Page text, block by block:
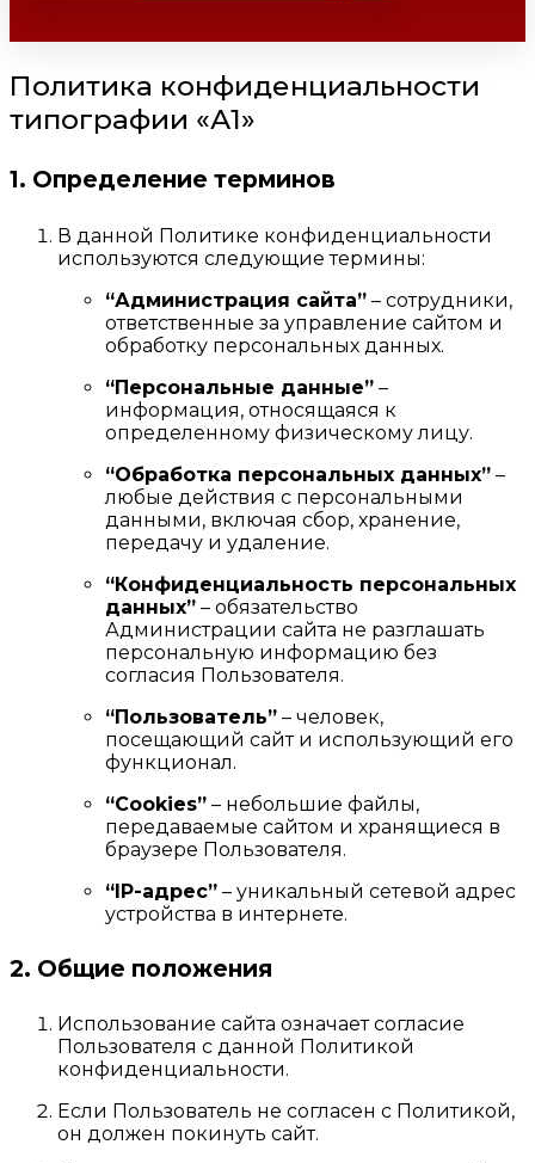
Политика конфиденциальности
типографии «А1»
1. Определение терминов
В данной Политике конфиденциальности
используются следующие термины:
“Администрация сайта” – сотрудники,
ответственные за управление сайтом и
обработку персональных данных.
“Персональные данные” –
информация, относящаяся к
определенному физическому лицу.
“Обработка персональных данных” –
любые действия с персональными
данными, включая сбор, хранение,
передачу и удаление.
“Конфиденциальность персональных
данных” – обязательство
Администрации сайта не разглашать
персональную информацию без
согласия Пользователя.
“Пользователь” – человек,
посещающий сайт и использующий его
функционал.
“Cookies” – небольшие файлы,
передаваемые сайтом и хранящиеся в
браузере Пользователя.
“IP-адрес” – уникальный сетевой адрес
устройства в интернете.
2. Общие положения
Использование сайта означает согласие
Пользователя с данной Политикой
конфиденциальности.
Если Пользователь не согласен с Политикой,
он должен покинуть сайт.